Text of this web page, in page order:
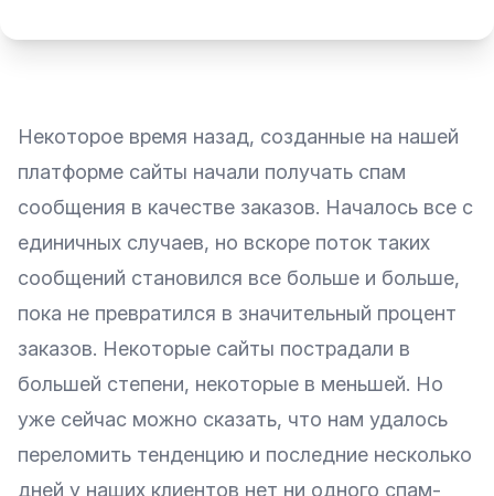
Некоторое время назад, созданные на нашей
платформе сайты начали получать спам
сообщения в качестве заказов. Началось все с
единичных случаев, но вскоре поток таких
сообщений становился все больше и больше,
пока не превратился в значительный процент
заказов. Некоторые сайты пострадали в
большей степени, некоторые в меньшей. Но
уже сейчас можно сказать, что нам удалось
переломить тенденцию и последние несколько
дней у наших клиентов нет ни одного спам-